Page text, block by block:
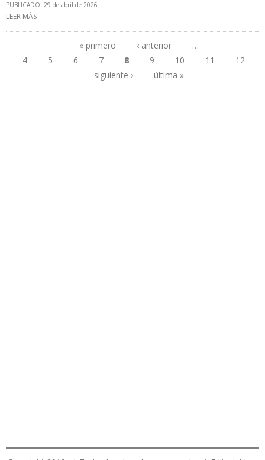
PUBLICADO: 29 de abril de 2026
LEER MÁS
Páginas
« primero ‹ anterior
…
4
5 6 7 8 9 10 11
12
siguiente ›
última »